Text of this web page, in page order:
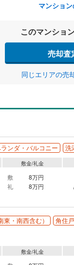
マンショ
このマンショ
売却査
同じエリアの売
ンダ・バルコニー 洗
敷金/礼金
敷
8万円
礼
8万円
東・南西含む） 角住戸
敷金/礼金